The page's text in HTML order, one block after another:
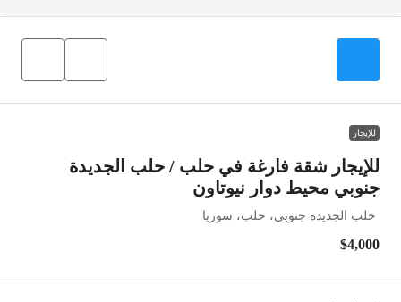
للإيجار
للإيجار شقة فارغة في حلب / حلب الجديدة
جنوبي محيط دوار نيوتاون
حلب الجديدة جنوبي، حلب، سوريا
$4,000